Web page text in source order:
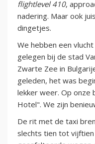
flightlevel 410,
nadering. Maar ook
dingetjes.
We hebben een
gelegen bij de stad
Zwarte Zee in
geleden, het was
lekker weer. Op onze
Hotel". We zijn
De rit met de taxi
slechts tien tot vijftien